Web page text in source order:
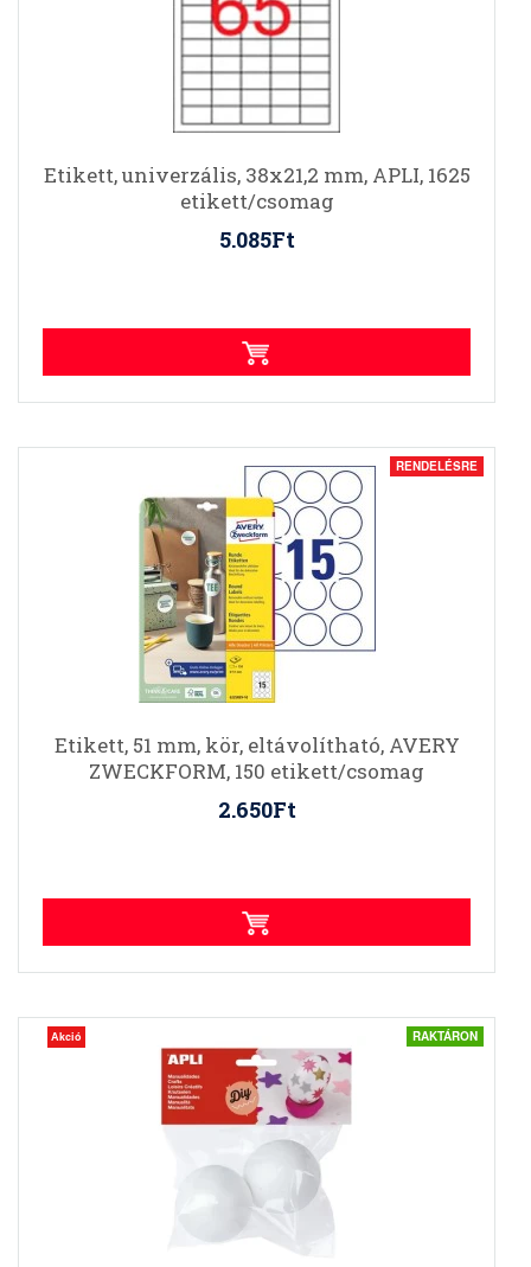
Etikett, univerzális, 38x21,2 mm, APLI, 1625
etikett/csomag
5.085Ft
RENDELÉSRE
Etikett, 51 mm, kör, eltávolítható, AVERY
ZWECKFORM, 150 etikett/csomag
2.650Ft
Akció RAKTÁRON